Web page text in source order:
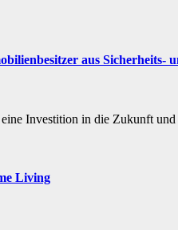
aus Sicherheits-
Investition in die Zukunft
Living